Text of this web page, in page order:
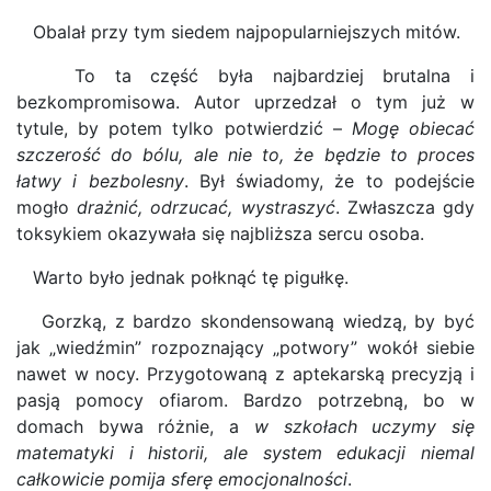
Obalał przy tym siedem najpopularniejszych mitów.
To ta część była najbardziej brutalna i
bezkompromisowa. Autor uprzedzał o tym już w
tytule, by potem tylko potwierdzić – Mogę obiecać
szczerość do bólu, ale nie to, że będzie to proces
łatwy i bezbolesny. Był świadomy, że to podejście
mogłodrażnić, odrzucać, wystraszyć. Zwłaszcza gdy
toksykiem okazywała się najbliższa sercu osoba.
Warto było jednak połknąć tę pigułkę.
Gorzką, z bardzo skondensowaną wiedzą, by być
jak „wiedźmin” rozpoznający „potwory” wokół siebie
nawet w nocy. Przygotowaną z aptekarską precyzją i
pasją pomocy ofiarom. Bardzo potrzebną, bo w
domach bywa różnie, a w szkołach uczymy się
matematyki i historii, ale system edukacji niemal
całkowicie pomija sferę emocjonalności.